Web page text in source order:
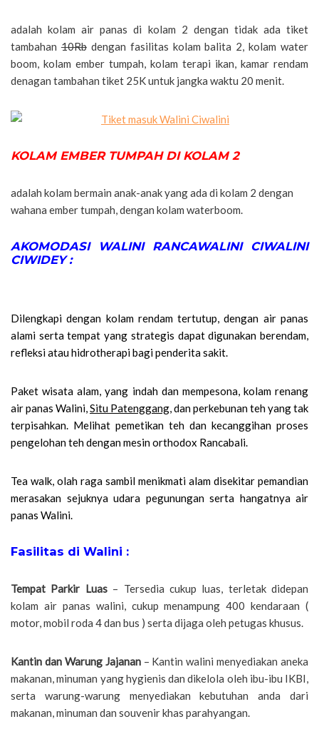
adalah kolam air panas di kolam 2 dengan tidak ada tiket
tambahan10Rbdengan fasilitas kolam balita 2, kolam water
boom, kolam ember tumpah, kolam terapi ikan, kamar rendam
denagan tambahan tiket 25K untuk jangka waktu 20 menit.
KOLAM EMBER TUMPAH DI KOLAM 2
adalah kolam bermain anak-anak yang ada di kolam 2 dengan
wahana ember tumpah, dengan kolam waterboom.
AKOMODASI WALINI RANCAWALINI CIWALINI
CIWIDEY :
Dilengkapi dengan kolam rendam tertutup, dengan air panas
alami serta tempat yang strategis dapat digunakan berendam,
refleksi atau hidrotherapi bagi penderita sakit.
Paket wisata alam, yang indah dan mempesona, kolam renang
air panas Walini,Situ Patenggang, dan perkebunan teh yang tak
terpisahkan. Melihat pemetikan teh dan kecanggihan proses
pengelohan teh dengan mesin orthodox Rancabali.
Tea walk, olah raga sambil menikmati alam disekitar pemandian
merasakan sejuknya udara pegunungan serta hangatnya air
panas Walini.
Fasilitas di Walini :
Tempat Parkir Luas– Tersedia cukup luas, terletak didepan
kolam air panas walini, cukup menampung 400 kendaraan (
motor, mobil roda 4 dan bus ) serta dijaga oleh petugas khusus.
Kantin dan Warung Jajanan– Kantin walini menyediakan aneka
makanan, minuman yang hygienis dan dikelola oleh ibu-ibu IKBI,
serta warung-warung menyediakan kebutuhan anda dari
makanan, minuman dan souvenir khas parahyangan.